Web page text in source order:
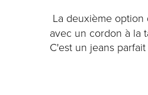
La deuxième
avec un cordon à la
C'est un jeans